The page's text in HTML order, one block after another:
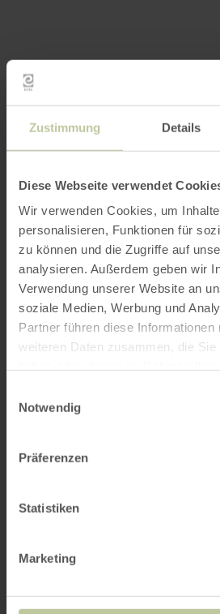
Zustimmung Details
Diese Webseite verwendet
Wir verwenden Cookies, um
personalisieren, Funktionen für
zu können und die Zugriffe auf
analysieren. Außerdem geben wir
Verwendung unserer Website an
soziale Medien, Werbung und
Partner führen diese
weiteren Daten zusammen, die Sie
Notwendig
Präferenzen
Statistiken
Marketing